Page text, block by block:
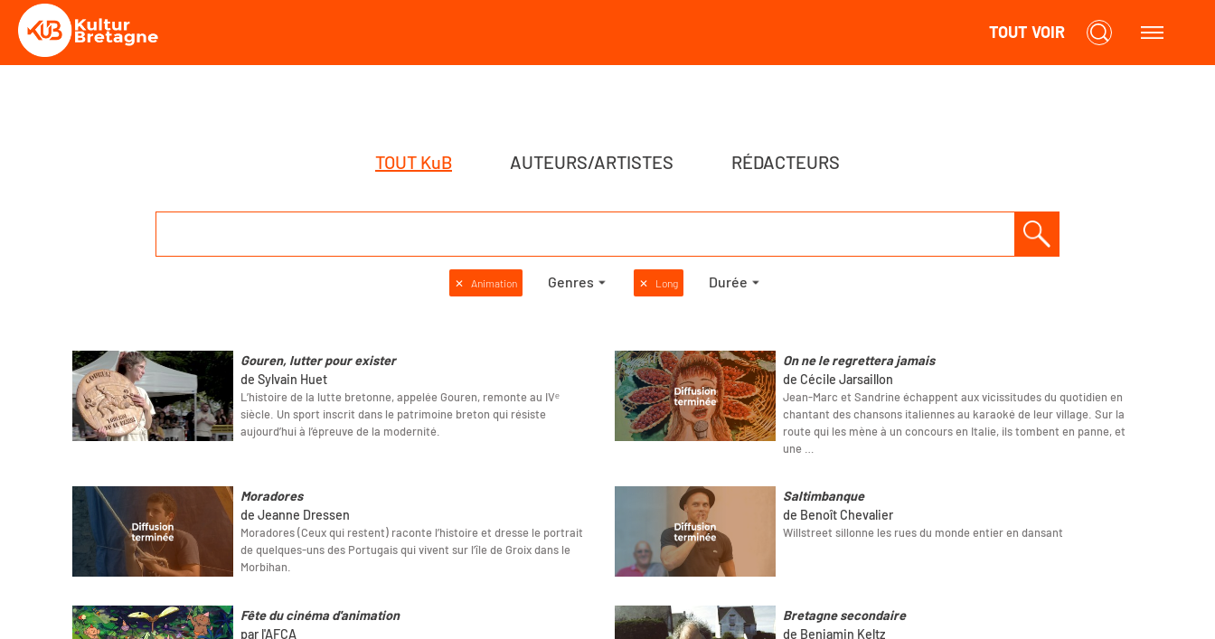
TOUT VOIR
TOUT KuB AUTEURS/ARTISTES RÉDACTEURS
✕ Animation Genres ✕ Long Durée
Gouren, lutter pour exister
de Sylvain Huet
L’histoire de la lutte bretonne, appelée Gouren, remonte au IVᵉ
siècle. Un sport inscrit dans le patrimoine breton qui résiste
aujourd’hui à l’épreuve de la modernité.
On ne le regrettera jamais
de Cécile Jarsaillon
Jean-Marc et Sandrine échappent aux vicissitudes du quotidien en
chantant des chansons italiennes au karaoké de leur village. Sur la
route qui les mène à un concours en Italie, ils tombent en panne, et
une …
Moradores
de Jeanne Dressen
Moradores (Ceux qui restent) raconte l’histoire et dresse le portrait
de quelques-uns des Portugais qui vivent sur l’île de Groix dans le
Morbihan.
Saltimbanque
de Benoît Chevalier
Willstreet sillonne les rues du monde entier en dansant
Fête du cinéma d'animation
par l'AFCA
Bretagne secondaire
de Benjamin Keltz